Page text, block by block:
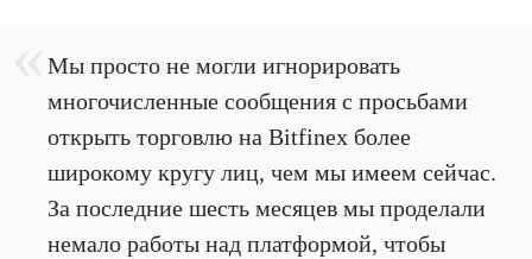
Мы просто не могли игнорировать
многочисленные сообщения с просьбами
открыть торговлю на Bitfinex более
широкому кругу лиц, чем мы имеем сейчас.
За последние шесть месяцев мы проделали
немало работы над платформой, чтобы